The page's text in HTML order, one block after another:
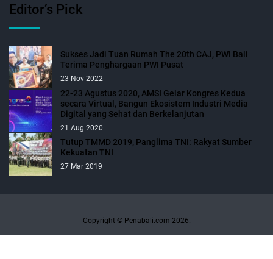
Editor’s Pick
Sukses Jadi Tuan Rumah The 20th CAJ, PWI Bali
Terima Penghargaan PWI Pusat
23 Nov 2022
22-23 Agustus 2020, AMSI Gelar Kongres Kedua
secara Virtual, Bangun Ekosistem Industri Media
Digital yang Sehat dan Berkelanjutan
21 Aug 2020
Tutup TMMD 2019, Panglima TNI: Rakyat Sumber
Kekuatan TNI
27 Mar 2019
Copyright © Penabali.com 2026.